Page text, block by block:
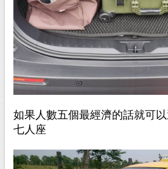
如果人數五個最經濟的話就可
七人座